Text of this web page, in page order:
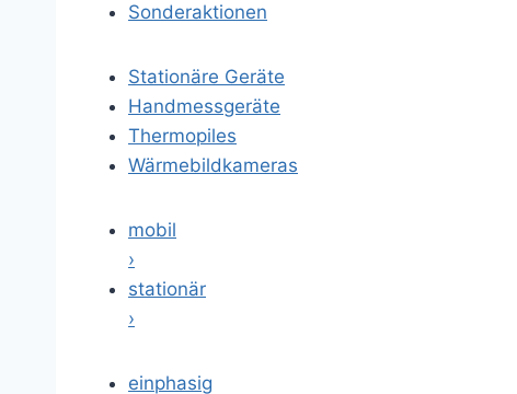
Sonderaktionen
Stationäre Geräte
Handmessgeräte
Thermopiles
Wärmebildkameras
mobil
›
stationär
›
einphasig